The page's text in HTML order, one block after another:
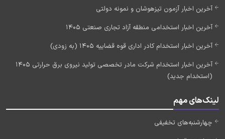
آخرین اخبار آزمون تیزهوشان و نمونه دولتی
آخرین اخبار استخدامی منطقه آزاد تجاری صنعتی 1405
آخرین اخبار استخدام کادر اداری قوه قضاییه 1405 (به زودی)
آخرین اخبار استخدام شرکت مادر تخصصی تولید نیروی برق حرارتی 1405
(استخدام جدید)
لینک‌های مهم
چهارشنبه‌های تخفیفی